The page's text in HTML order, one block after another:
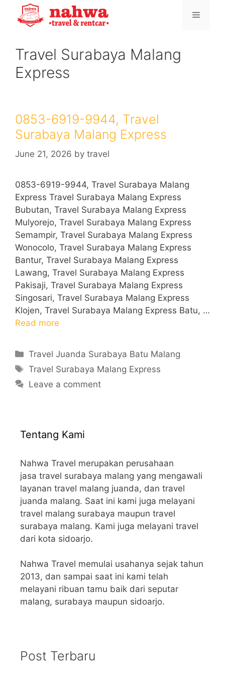
Menu
Travel Surabaya Malang
Express
0853-6919-9944, Travel
Surabaya Malang Express
June 21, 2026 by travel
0853-6919-9944, Travel Surabaya Malang
Express Travel Surabaya Malang Express
Bubutan, Travel Surabaya Malang Express
Mulyorejo, Travel Surabaya Malang Express
Semampir, Travel Surabaya Malang Express
Wonocolo, Travel Surabaya Malang Express
Bantur, Travel Surabaya Malang Express
Lawang, Travel Surabaya Malang Express
Pakisaji, Travel Surabaya Malang Express
Singosari, Travel Surabaya Malang Express
Klojen, Travel Surabaya Malang Express Batu, …
Read more
Categories
Travel Juanda Surabaya Batu Malang
Tags
Travel Surabaya Malang Express
Leave a comment
Tentang Kami
Nahwa Travel merupakan perusahaan
jasa travel surabaya malang yang mengawali
layanan travel malang juanda, dan travel
juanda malang. Saat ini kami juga melayani
travel malang surabaya maupun travel
surabaya malang. Kami juga melayani travel
dari kota sidoarjo.
Nahwa Travel memulai usahanya sejak tahun
2013, dan sampai saat ini kami telah
melayani ribuan tamu baik dari seputar
malang, surabaya maupun sidoarjo.
Post Terbaru